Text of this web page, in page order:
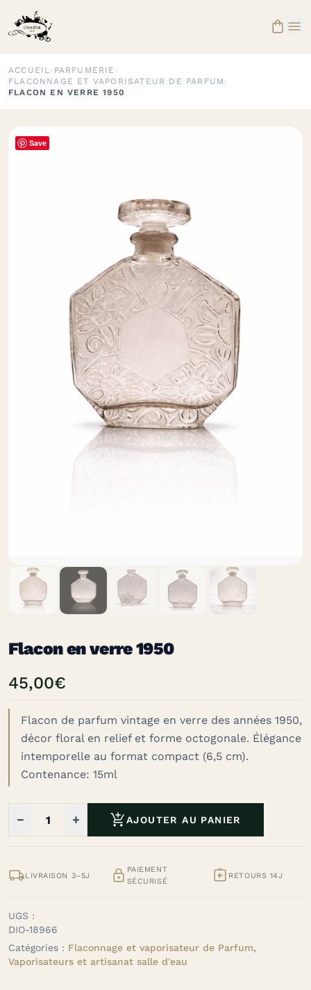
 
ACCUEIL› PARFUMERIE ›
FLACONNAGE ET VAPORISATEUR DE PARFUM ›
FLACON EN VERRE 1950
Save
Flacon en verre 1950
45,00€
Flacon de parfum vintage en verre des années 1950,
décor floral en relief et forme octogonale. Élégance
intemporelle au format compact (6,5 cm).
Contenance: 15ml
− + AJOUTER AU PANIER
LIVRAISON 3–5J  PAIEMENT
SÉCURISÉ
 RETOURS 14J
UGS :
DIO-18966
Catégories : Flaconnage et vaporisateur de Parfum,
Vaporisateurs et artisanat salle d'eau